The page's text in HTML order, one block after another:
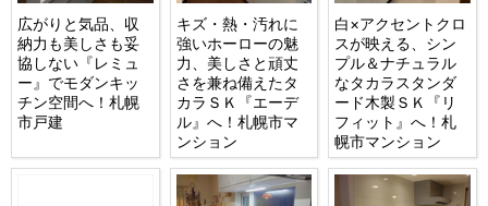
広がりと気品、収
納力も美しさも妥
協しない『レミュ
ー』でモダンキッ
チン空間へ！札幌
市戸建
キズ・熱・汚れに
強いホーローの魅
力、美しさと頑丈
さを兼ね備えたタ
カラＳＫ『エーデ
ル』へ！札幌市マ
ンション
白×アクセントクロ
スが映える、シン
プル＆ナチュラル
なタカラスタンダ
ード木製ＳＫ『リ
フィット』へ！札
幌市マンション